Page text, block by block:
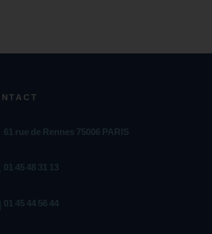
61 rue de Rennes 75006 PARIS
01 45 48 31 13
01 45 44 56 44